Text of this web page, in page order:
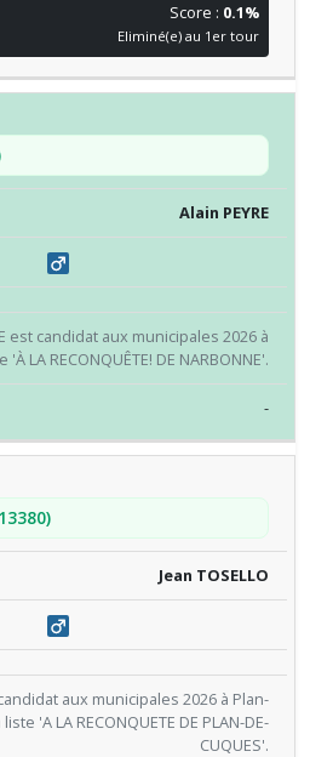
Score : 0.1%
Eliminé(e) au 1er tour
Alain PEYRE
est candidat aux municipales 2026 à
LA RECONQUÊTE! DE NARBONNE'.
-
Jean TOSELLO
aux municipales 2026 à Plan-
'A LA RECONQUETE DE PLAN-DE-
CUQUES'.